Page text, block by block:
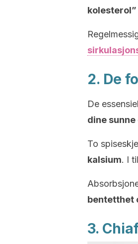
kolesterol”
2. De
De
dine
To
kalsium. I
bentetthet
3.